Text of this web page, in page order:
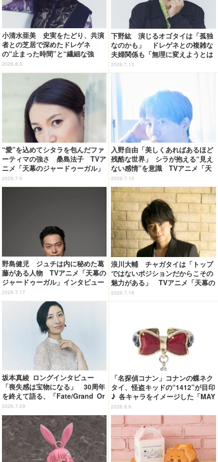
小清水亜美 史実をたどり、共演
者との芝居で深めたドレゲネ
の“止まった時間”と“繊細な強
さ” TVアニメ「天幕のジャード
ゥーガル」インタビュー（９）
2026.8.3
下野紘 演じるオゴタイは「孤独
なのかも」 ドレゲネとの複雑な
夫婦関係も「無理に変えようとは
しない」TVアニメ「天幕のジャー
ドゥーガル」インタビュー（５）
2026.7.13
“愛”を込めてシタラを包んだファ
ーティマの強さ 桑島法子 TVア
ニメ「天幕のジャードゥーガル」
インタビュー
2026.7.9
入野自由「美しくあればあるほど
残酷な世界」 シラが抱える“見え
ない感情”を意識 TVアニメ「天
幕のジャードゥーガル」インタビ
ュー（４）
2026.7.10
野島健児 ジュチは内に秘めた葛
藤がある人物 TVアニメ「天幕の
ジャードゥーガル」インタビュー
（６）
2026.7.17
浪川大輔 チャガタイは「トップ
ではないポジションだからこその
魅力がある」 TVアニメ「天幕の
ジャードゥーガル」インタビュー
（７）
2026.7.18
坂本真綾 ロングインタビュー
「喪失感は宝物になる」 30周年
を終えて語る、「Fate/Grand Or
der」11年の軌跡とベストアルバ
ム「余韻」
2026.7.29
「名探偵コナン」コナンの蝶ネク
タイ、怪盗キッドの“1412”が目印
♪ 各キャラをイメージした「MAY
LA」リングセットがセール中
2026.8.6